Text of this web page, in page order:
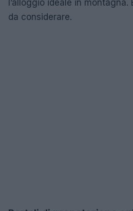
l’alloggio ideale in
da considerare.